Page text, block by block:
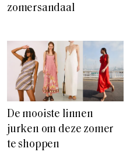
zomersandaal
De mooiste linnen
jurken om deze zomer
te shoppen